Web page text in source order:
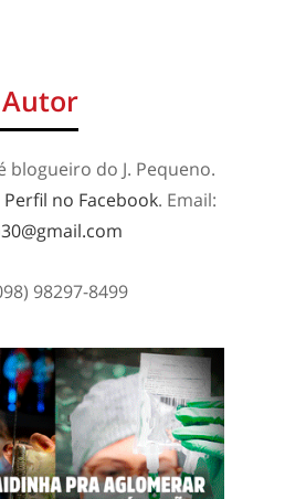
blogueiro do J. Pequeno.
Perfil no Facebook. Email:
98297-8499